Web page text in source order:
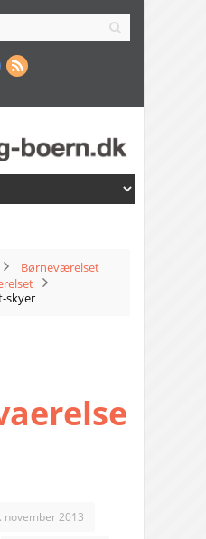
Børneværelset
skyer
november 2013